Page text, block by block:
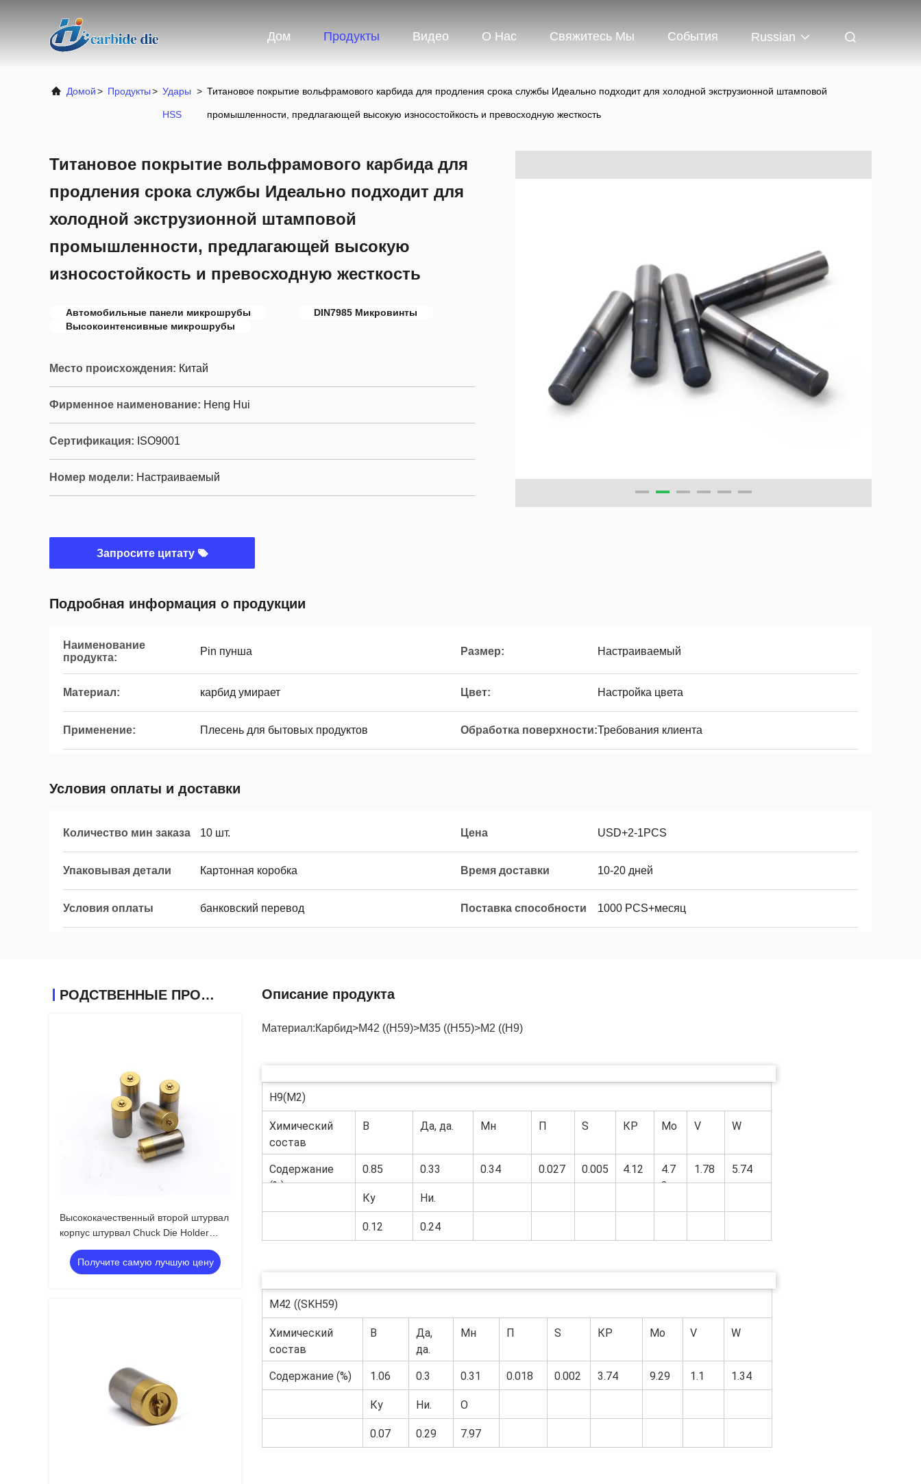
Дом Продукты Видео О Нас Свяжитесь Мы События Russian
Домой> Продукты> Удары
HSS
> Титановое покрытие вольфрамового карбида для продления срока службы Идеально подходит для холодной экструзионной штамповой
промышленности, предлагающей высокую износостойкость и превосходную жесткость
Титановое покрытие вольфрамового карбида для
продления срока службы Идеально подходит для
холодной экструзионной штамповой
промышленности, предлагающей высокую
износостойкость и превосходную жесткость
Автомобильные панели микрошрубы
DIN7985 Микровинты
Высокоинтенсивные микрошрубы
Место происхождения: Китай
Фирменное наименование: Heng Hui
Сертификация: ISO9001
Номер модели: Настраиваемый
Запросите цитату
Подробная информация о продукции
Наименование
продукта:
Pin пунша Размер: Настраиваемый
Материал: карбид умирает Цвет: Настройка цвета
Применение: Плесень для бытовых продуктов Обработка поверхности:Требования клиента
Условия оплаты и доставки
Количество мин заказа 10 шт. Цена USD+2-1PCS
Упаковывая детали Картонная коробка Время доставки 10-20 дней
Условия оплаты банковский перевод Поставка способности 1000 PCS+месяц
РОДСТВЕННЫЕ ПРОДУКТЫ
Высококачественный второй штурвал
корпус штурвал Chuck Die Holder
Китай поставщик на заказ
Получите самую лучшую цену
Описание продукта
Материал:Карбид>M42 ((H59)>M35 ((H55)>M2 ((H9)
H9(M2)
Химический
состав
В Да, да. Мн П S КР Мо V W
Содержание
(%)
0.85 0.33 0.34 0.027 0.005 4.12
4.7
3
1.78 5.74
Ку Ни.
0.12 0.24
M42 ((SKH59)
Химический
состав
В
Да,
да.
Мн П S КР Мо V W
Содержание (%) 1.06 0.3 0.31 0.018 0.002 3.74 9.29 1.1 1.34
Ку Ни. О
0.07 0.29 7.97